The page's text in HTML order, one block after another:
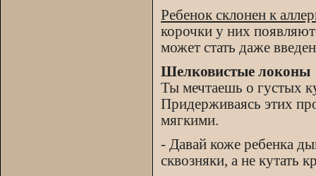
Ребенок склонен к
корочки у них
может стать даже
Шелковистые локоны
Ты мечтаешь о густых
Придерживаясь этих
мягкими.
- Давай коже ребенка
сквозняки, а не кутать